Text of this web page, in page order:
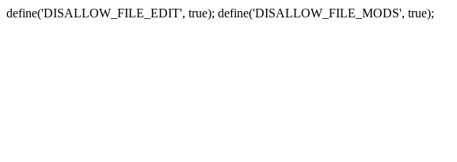
define('DISALLOW_FILE_EDIT', true); define('DISALLOW_FILE_MODS', true);